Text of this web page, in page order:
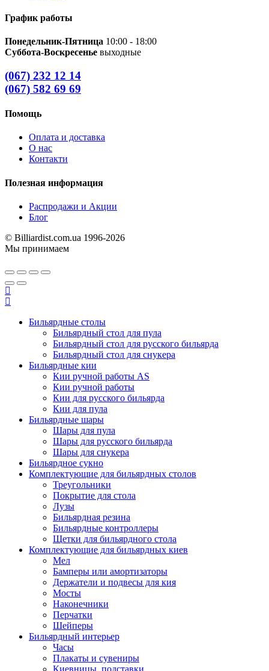
График работы
Понедельник-Пятница 10:00 - 18:00
Суббота-Воскресенье выходные
(067) 232 12 14
(067) 582 69 69
Помощь
Оплата и доставка
О нас
Контакти
Полезная информация
Распродажи и Акции
Блог
© Billiardist.com.ua 1996-2026
Мы принимаем
Бильярдные столы
Бильярдный стол для пула
Бильярдный стол для русского бильярда
Бильярдный стол для снукера
Бильярдные кии
Кии ручной работы AS
Кии ручной работы
Кии для русского бильярда
Кии для пула
Бильярдные шары
Шары для пула
Шары для русского бильярда
Шары для снукера
Бильярдное сукно
Комплектующие для бильярдных столов
Треугольники
Покрытие для стола
Лузы
Бильярдная резина
Бильярдные контроллеры
Щетки для бильярдного стола
Комплектующие для бильярдных киев
Мел
Бамперы или амортизаторы
Держатели и подвесы для кия
Мосты
Наконечники
Перчатки
Шейперы
Бильярдный интерьер
Часы
Плакаты и сувениры
Киевницы, подставки